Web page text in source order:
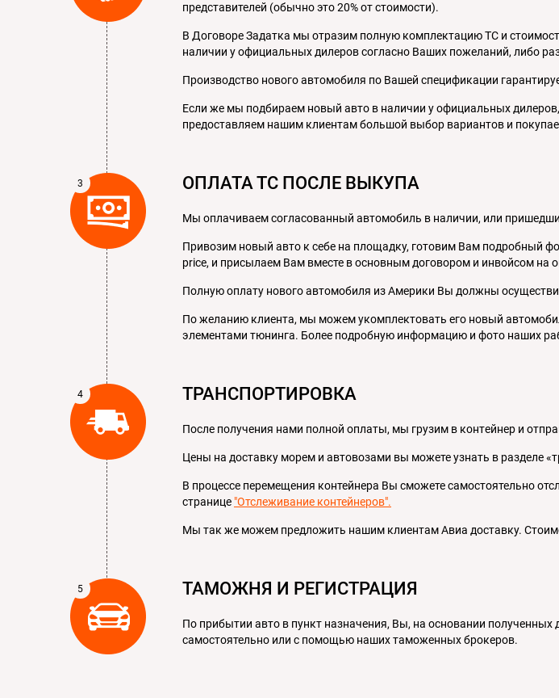
представителей (обычно это 20% от стоимости).
В Договоре Задатка мы отразим полную комплектацию ТС и
наличии у официальных дилеров согласно Ваших пожеланий, либо
Производство нового автомобиля по Вашей спецификации
Если же мы подбираем новый авто в наличии у официальных
предоставляем нашим клиентам большой выбор вариантов и
ОПЛАТА ТС ПОСЛЕ ВЫКУПА
Мы оплачиваем согласованный автомобиль в наличии, или
Привозим новый авто к себе на площадку, готовим Вам подробный
price, и присылаем Вам вместе в основным договором и инвойсом на
Полную оплату нового автомобиля из Америки Вы должны
По желанию клиента, мы можем укомплектовать его новый
элементами тюнинга. Более подробную информацию и фото наших
ТРАНСПОРТИРОВКА
После получения нами полной оплаты, мы грузим в контeйнер и
Цены на доставку морем и автовозами вы можете узнать в разделе
В процессе перемещения контейнера Вы сможете самостоятельно
странице "Отслеживание контейнеров".
Мы так же можем предложить нашим клиентам Авиа доставку.
ТАМОЖНЯ И РЕГИСТРАЦИЯ
По прибытии авто в пункт назначения, Вы, на основании
самостоятельно или с помощью наших таможенных брокеров.